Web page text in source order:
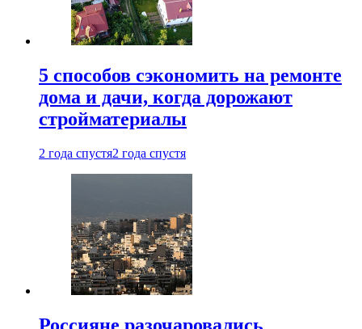
5 способов сэкономить на ремонте
дома и дачи, когда дорожают
стройматериалы
2 года спустя2 года спустя